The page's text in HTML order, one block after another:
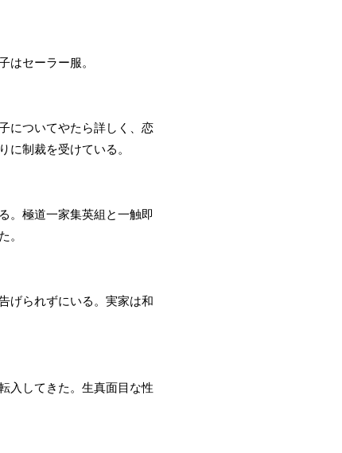
はセーラー服。
についてやたら詳しく、恋
制裁を受けている。
。極道一家集英組と一触即
。
げられずにいる。実家は和
入してきた。生真面目な性